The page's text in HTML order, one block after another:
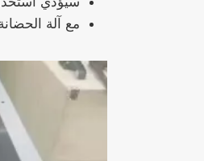
مع آلة الحضانة هذه ، يتم تقليل